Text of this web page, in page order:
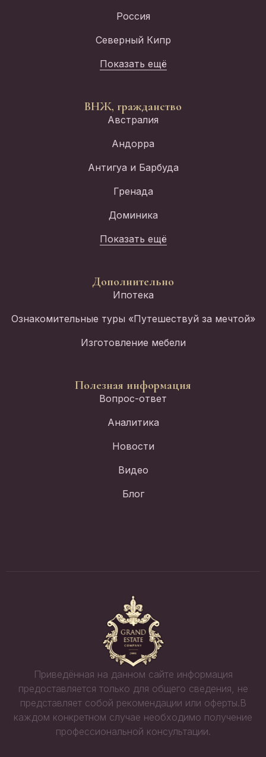
Россия
Северный Кипр
Показать ещё
ВНЖ, гражданство
Австралия
Андорра
Антигуа и Барбуда
Гренада
Доминика
Показать ещё
Дополнительно
Ипотека
Ознакомительные туры «Путешествуй за мечтой»
Изготовление мебели
Полезная информация
Вопрос-ответ
Аналитика
Новости
Видео
Блог
Приведённая на данном сайте информация
предоставляется только для общего сведения, не
представляет собой рекомендации или оферты.В
каждом конкретном случае необходимо получение
профессиональной консультации.